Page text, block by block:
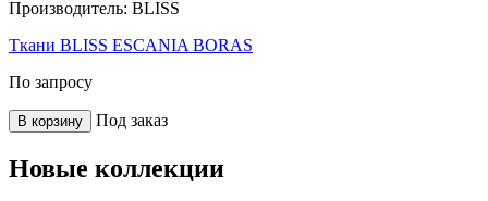
Производитель: BLISS
Ткани BLISS ESCANIA BORAS
По запросу
В корзину Под заказ
Новые коллекции